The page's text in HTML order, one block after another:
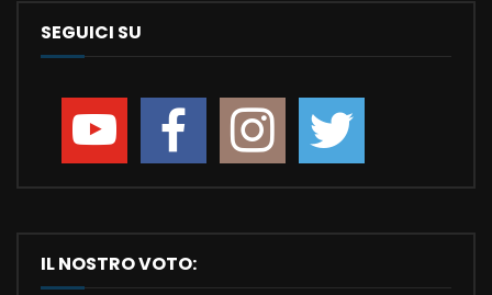
SEGUICI SU
IL NOSTRO VOTO: